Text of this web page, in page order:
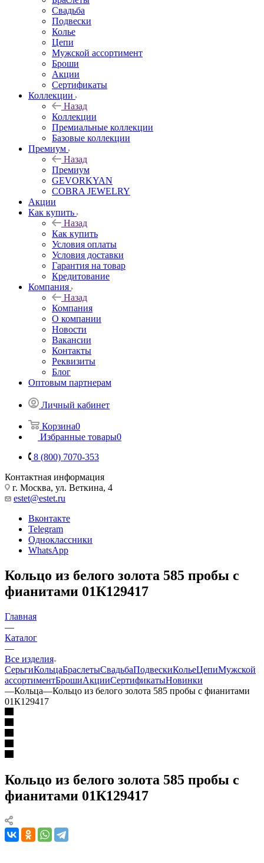
Свадьба
Подвески
Колье
Цепи
Мужской ассортимент
Броши
Акции
Сертификаты
Коллекции
Назад
Коллекции
Премиальные коллекции
Базовые коллекции
Премиум
Назад
Премиум
GEVORKYAN
COBRA JEWELRY
Акции
Как купить
Назад
Как купить
Условия оплаты
Условия доставки
Гарантия на товар
Кредитование
Компания
Назад
Компания
О компании
Новости
Вакансии
Контакты
Реквизиты
Блог
Оптовым партнерам
Личный кабинет
Корзина0
Избранные товары0
8 (800) 7070-353
Контактная информация
г. Москва, ул. Веткина, 4
estet@estet.ru
Вконтакте
Telegram
Одноклассники
WhatsApp
Кольцо из белого золота 585 пробы с
фианитами 01К129417
Главная
—
Каталог
—
Все изделия
СерьгиКольцаБраслетыСвадьбаПодвескиКольеЦепиМужской
ассортиментБрошиАкцииСертификатыНовинки
—Кольца—Кольцо из белого золота 585 пробы с фианитами
01К129417
Кольцо из белого золота 585 пробы с
фианитами 01К129417